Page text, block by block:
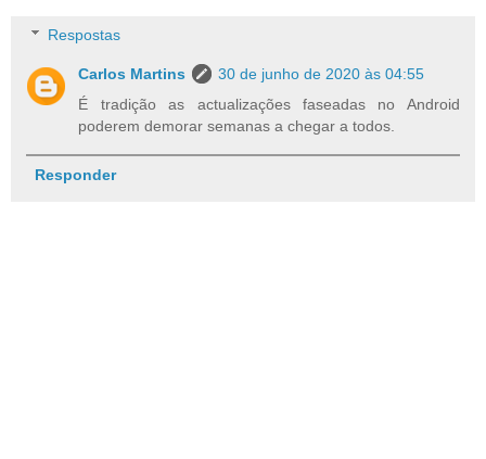
Respostas
Carlos Martins
30 de junho de 2020 às 04:55
É tradição as actualizações faseadas no Android
poderem demorar semanas a chegar a todos.
Responder